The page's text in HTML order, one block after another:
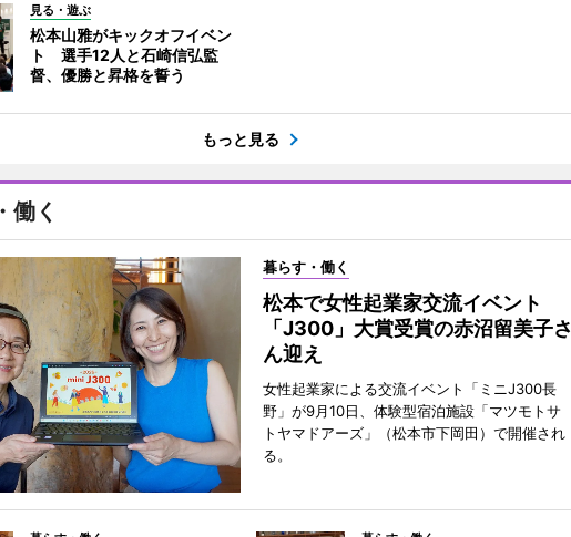
見る・遊ぶ
松本山雅がキックオフイベン
ト 選手12人と石崎信弘監
督、優勝と昇格を誓う
もっと見る
働く
暮らす・働く
松本で女性起業家交流イベント
「J300」大賞受賞の赤沼留美子さ
ん迎え
女性起業家による交流イベント「ミニJ300長
野」が9月10日、体験型宿泊施設「マツモトサ
トヤマドアーズ」（松本市下岡田）で開催され
る。